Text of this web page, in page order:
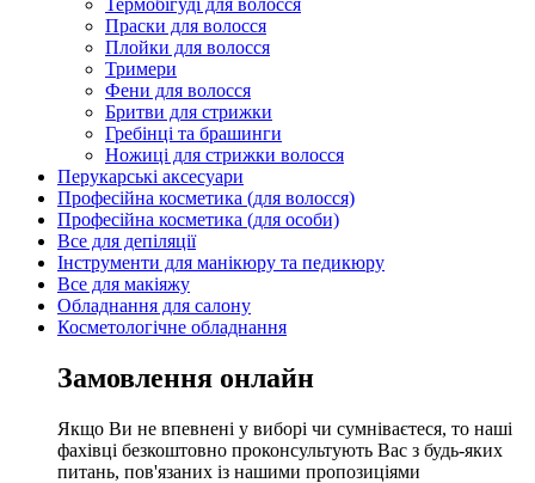
Термобігуді для волосся
Праски для волосся
Плойки для волосся
Тримери
Фени для волосся
Бритви для стрижки
Гребінці та брашинги
Ножиці для стрижки волосся
Перукарські аксесуари
Професійна косметика (для волосся)
Професійна косметика (для особи)
Все для депіляції
Інструменти для манікюру та педикюру
Все для макіяжу
Обладнання для салону
Косметологічне обладнання
Замовлення онлайн
Якщо Ви не впевнені у виборі чи сумніваєтеся, то наші
фахівці безкоштовно проконсультують Вас з будь-яких
питань, пов'язаних із нашими пропозиціями